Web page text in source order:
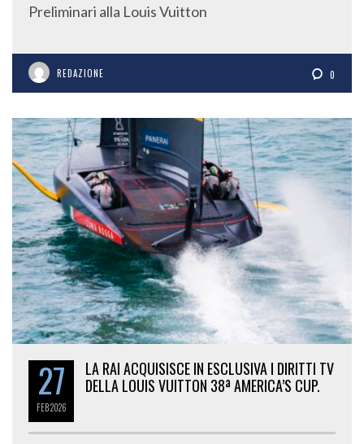
Preliminari alla Louis Vuitton
REDAZIONE 0
27
FEB2026
LA RAI ACQUISISCE IN ESCLUSIVA I DIRITTI TV
DELLA LOUIS VUITTON 38ª AMERICA’S CUP.